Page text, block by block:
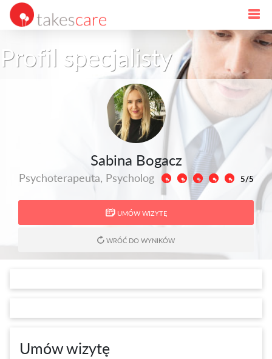
Profil specjalisty
Sabina Bogacz
Psychoterapeuta, Psycholog 5/5
UMÓW WIZYTĘ
WRÓĆ DO WYNIKÓW
Umów wizytę